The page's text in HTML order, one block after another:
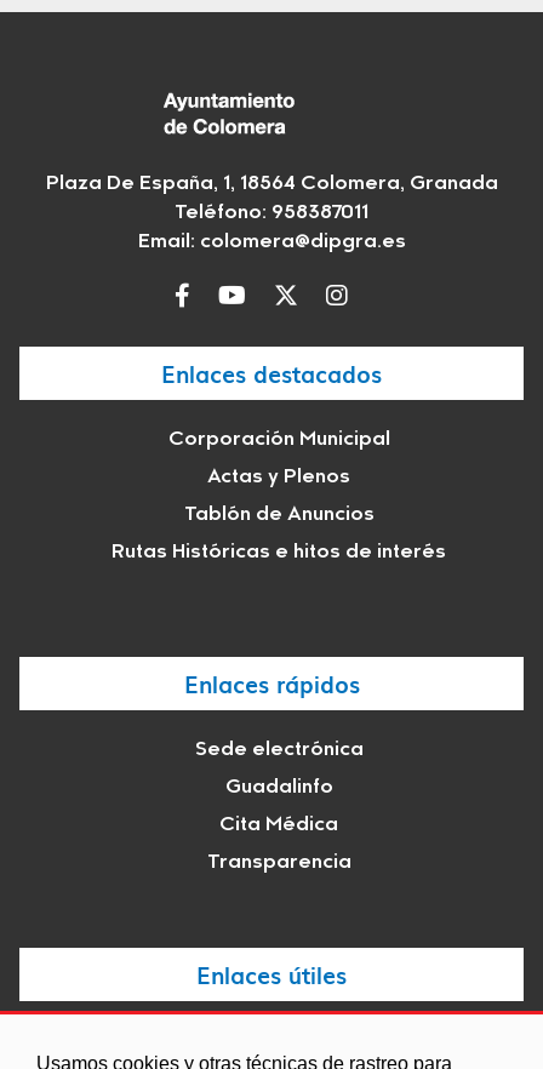
Usamos cookies y otras técnicas de rastreo para
Plaza De España, 1, 18564 Colomera, Granada
Teléfono: 958387011
Email: colomera@dipgra.es
Enlaces destacados
Corporación Municipal
Actas y Plenos
Tablón de Anuncios
Rutas Históricas e hitos de interés
Enlaces rápidos
Sede electrónica
Guadalinfo
Cita Médica
Transparencia
Enlaces útiles